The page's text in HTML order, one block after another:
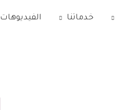
خدماتنا الفيديوهات